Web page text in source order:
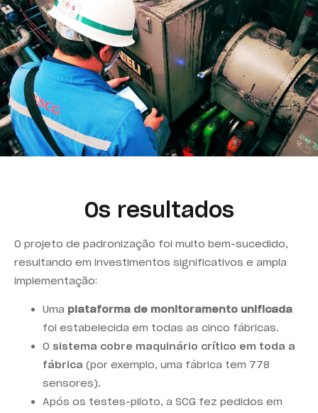
Os resultados
O projeto de padronização foi muito bem-sucedido,
resultando em investimentos significativos e ampla
implementação:
Uma plataforma de monitoramento unificada
foi estabelecida em todas as cinco fábricas.
O sistema cobre maquinário crítico em toda a
fábrica (por exemplo, uma fábrica tem 778
sensores).
Após os testes-piloto, a SCG fez pedidos em